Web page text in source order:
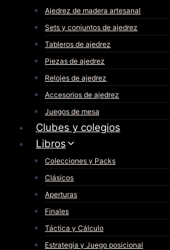
Ajedrez de madera artesanal
Sets y conjuntos de ajedrez
Tableros de ajedrez
Piezas de ajedrez
Relojes de ajedrez
Accesorios de ajedrez
Juegos de mesa
Clubes y colegios
Libros
Colecciones y Packs
Clásicos
Aperturas
Finales
Táctica y Cálculo
Estrategia y Juego posicional